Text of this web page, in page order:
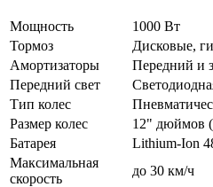
Мощность
1000 Вт
Тормоз
Дисковые,
Амортизаторы
Передний и
Передний свет
Тип колес
Размер колес
12" дюймов
Батарея
Lithium-Ion
Максимальная
скорость
до 30 км/ч